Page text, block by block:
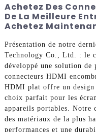
Achetez Des
De La Meilleure
Achetez
Présentation de notre
Technology Co., Ltd. : le
développé une solution de
connecteurs HDMI
HDMI plat offre un
choix parfait pour les
appareils portables. Notre
des matériaux de la plus
performances et une